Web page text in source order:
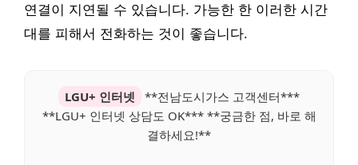
연결이 지연될 수 있습니다. 가능한 한 이러한 시간
대를 피해서 전화하는 것이 좋습니다.
LGU+ 인터넷
**전남도시가스 고객센터***
**LGU+ 인터넷 상담도 OK*** **궁금한 점, 바로 해
결하세요!**